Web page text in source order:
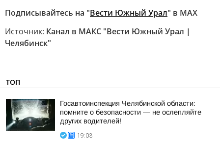
Подписывайтесь на "Вести Южный Урал" в MAХ
Источник: Канал в МАКС "Вести Южный Урал |
Челябинск"
ТОП
Госавтоинспекция Челябинской области:
помните о безопасности — не ослепляйте
других водителей!
19:03